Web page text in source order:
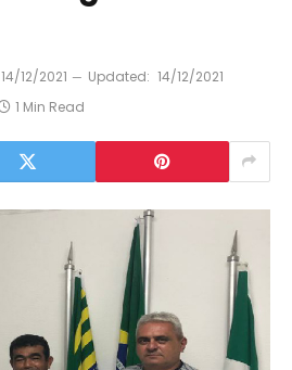
14/12/2021 Updated: 14/12/2021
1 Min Read